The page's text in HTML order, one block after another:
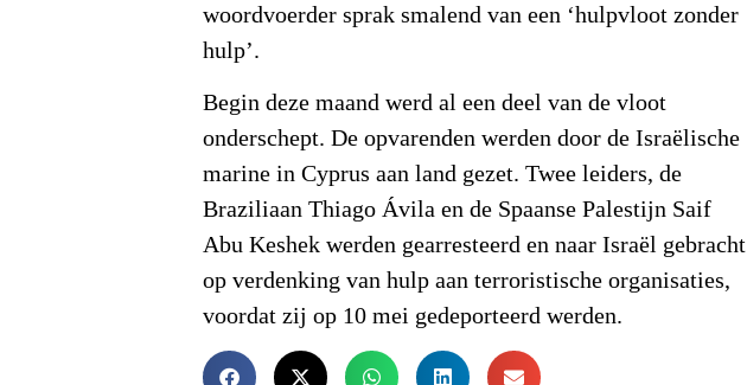
woordvoerder sprak smalend van een ‘hulpvloot zonder
hulp’.
Begin deze maand werd al een deel van de vloot
onderschept. De opvarenden werden door de Israëlische
marine in Cyprus aan land gezet. Twee leiders, de
Braziliaan Thiago Ávila en de Spaanse Palestijn Saif
Abu Keshek werden gearresteerd en naar Israël gebracht
op verdenking van hulp aan terroristische organisaties,
voordat zij op 10 mei gedeporteerd werden.